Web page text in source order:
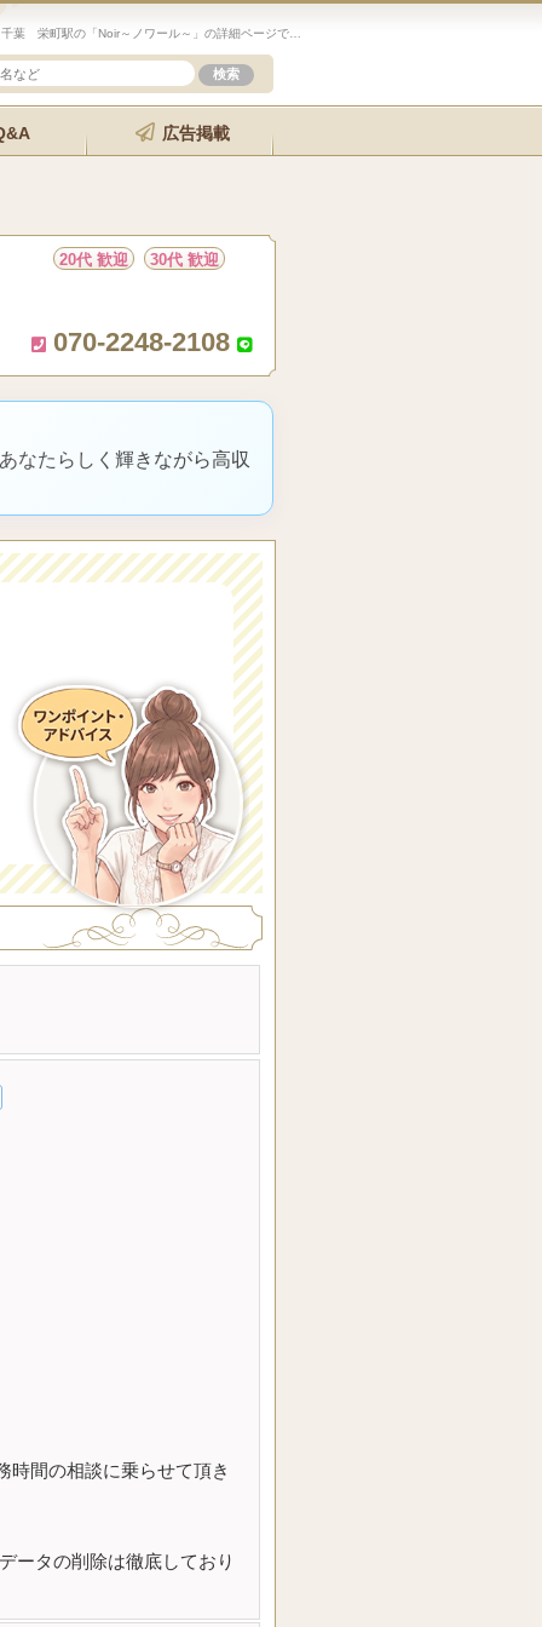
広告掲載
20代 歓迎 30代 歓迎
070-2248-2108
なたらしく輝きながら高収
時間の相談に乗らせて頂き
ータの削除は徹底しており